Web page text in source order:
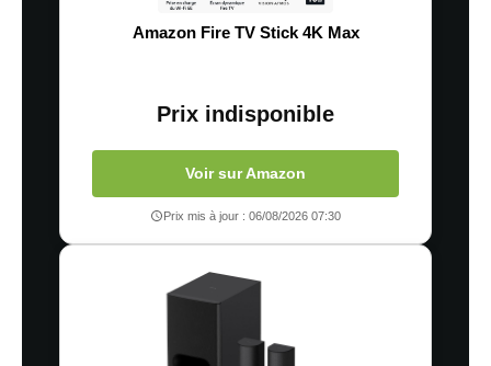
Amazon Fire TV Stick 4K Max
Prix indisponible
Voir sur Amazon
Prix mis à jour : 06/08/2026 07:30